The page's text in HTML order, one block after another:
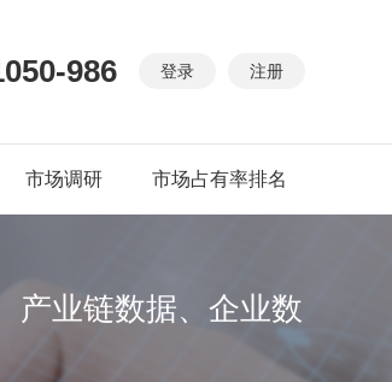
登录 注册
986
市场调研 市场占有率排名
产业链数据、企业数